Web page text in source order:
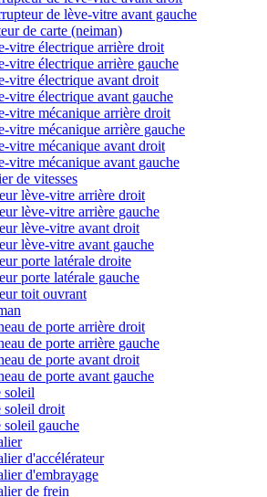
de lève-vitre avant gauche
de carte (neiman)
vitre électrique arrière droit
vitre électrique arrière gauche
vitre électrique avant droit
vitre électrique avant gauche
vitre mécanique arrière droit
vitre mécanique arrière gauche
vitre mécanique avant droit
vitre mécanique avant gauche
de vitesses
lève-vitre arrière droit
lève-vitre arrière gauche
lève-vitre avant droit
lève-vitre avant gauche
porte latérale droite
porte latérale gauche
toit ouvrant
de porte arrière droit
de porte arrière gauche
de porte avant droit
de porte avant gauche
soleil
soleil droit
soleil gauche
d'accélérateur
d'embrayage
de frein